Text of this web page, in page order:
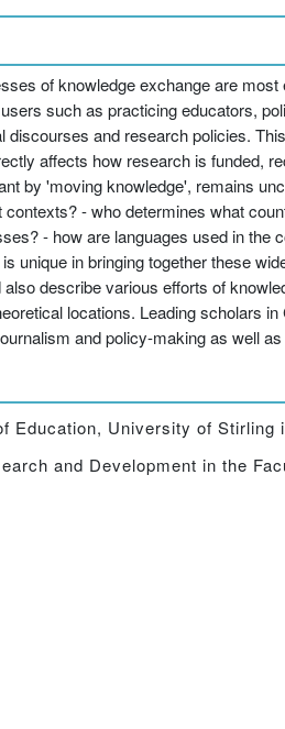
of knowledge exchange are
such as practicing educators,
and research policies.
affects how research is funded,
by 'moving knowledge', remains
- who determines what
- how are languages used in the
in bringing together these
describe various efforts of
locations. Leading scholars
and policy-making as well
University of Stirling
and Development in the